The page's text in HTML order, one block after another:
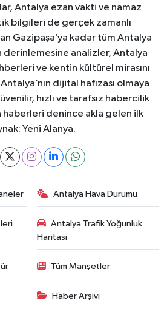
Antalya ezan vakti ve namaz
bilgileri de gerçek zamanlı
Gazipaşa’ya kadar tüm Antalya
derinlemesine analizler, Antalya
ve kentin kültürel mirasını
dijital hafızası olmaya
hızlı ve tarafsız habercilik
haberleri denince akla gelen ilk
Yeni Alanya.
Antalya Hava Durumu
Antalya Trafik Yoğunluk
Haritası
Tüm Manşetler
Haber Arşivi